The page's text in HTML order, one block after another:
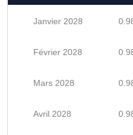
Janvier 2028
Février 2028
Mars 2028
Avril 2028